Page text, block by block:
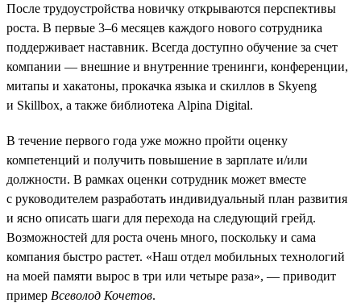
После трудоустройства новичку открываются перспективы
роста. В первые 3–6 месяцев каждого нового сотрудника
поддерживает наставник. Всегда доступно обучение за счет
компании — внешние и внутренние тренинги, конференции,
митапы и хакатоны, прокачка языка и скиллов в Skyeng
и Skillbox, а также библиотека Alpina Digital.
В течение первого года уже можно пройти оценку
компетенций и получить повышение в зарплате и/или
должности. В рамках оценки сотрудник может вместе
с руководителем разработать индивидуальный план развития
и ясно описать шаги для перехода на следующий грейд.
Возможностей для роста очень много, поскольку и сама
компания быстро растет. «Наш отдел мобильных технологий
на моей памяти вырос в три или четыре раза», — приводит
пример Всеволод Кочетов.